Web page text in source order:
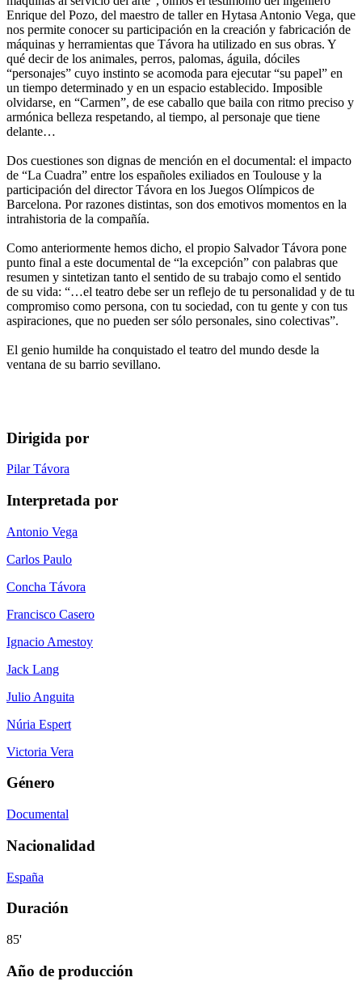
Enrique del Pozo, del maestro de taller en Hytasa Antonio Vega, que
nos permite conocer su participación en la creación y fabricación de
máquinas y herramientas que Távora ha utilizado en sus obras. Y
qué decir de los animales, perros, palomas, águila, dóciles
“personajes” cuyo instinto se acomoda para ejecutar “su papel” en
un tiempo determinado y en un espacio establecido. Imposible
olvidarse, en “Carmen”, de ese caballo que baila con ritmo preciso y
armónica belleza respetando, al tiempo, al personaje que tiene
delante…
Dos cuestiones son dignas de mención en el documental: el impacto
de “La Cuadra” entre los españoles exiliados en Toulouse y la
participación del director Távora en los Juegos Olímpicos de
Barcelona. Por razones distintas, son dos emotivos momentos en la
intrahistoria de la compañía.
Como anteriormente hemos dicho, el propio Salvador Távora pone
punto final a este documental de “la excepción” con palabras que
resumen y sintetizan tanto el sentido de su trabajo como el sentido
de su vida: “…el teatro debe ser un reflejo de tu personalidad y de tu
compromiso como persona, con tu sociedad, con tu gente y con tus
aspiraciones, que no pueden ser sólo personales, sino colectivas”.
El genio humilde ha conquistado el teatro del mundo desde la
ventana de su barrio sevillano.
Dirigida por
Pilar Távora
Interpretada por
Antonio Vega
Carlos Paulo
Concha Távora
Francisco Casero
Ignacio Amestoy
Jack Lang
Julio Anguita
Núria Espert
Victoria Vera
Género
Documental
Nacionalidad
España
Duración
85'
Año de producción